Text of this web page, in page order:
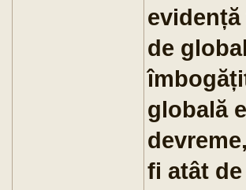
de
globală
fi atât